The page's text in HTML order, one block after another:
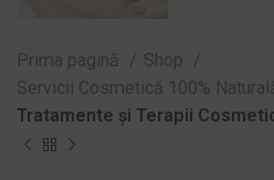
Prima pagină
Shop
Servicii Cosmetică 100%
Tratamente și Terapii